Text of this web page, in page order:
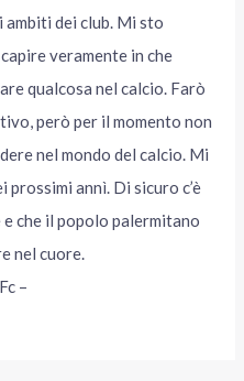
dei club. Mi sto
veramente in che
qualcosa nel calcio. Farò
però per il momento non
nel mondo del calcio. Mi
annì. Di sicuro c’è
e che il popolo palermitano
nel cuore.
–